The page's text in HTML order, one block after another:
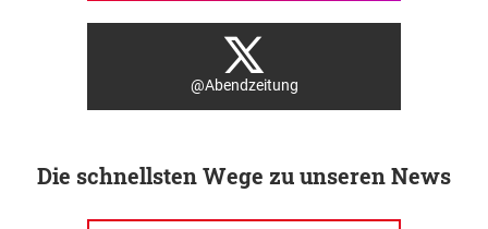
@Abendzeitung
Die schnellsten Wege zu unseren News